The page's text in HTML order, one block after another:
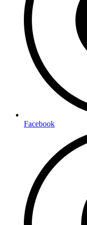
Facebook